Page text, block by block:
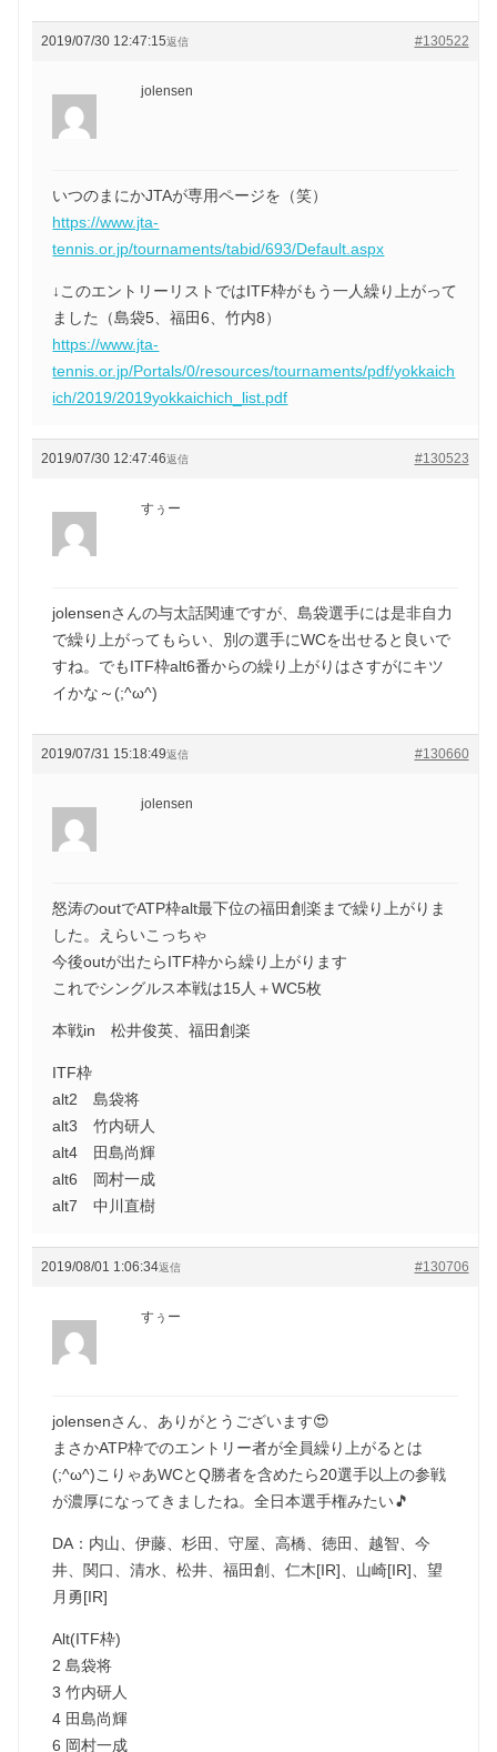
2019/07/30 12:47:15 #130522
返信
jolensen
いつのまにかJTAが専用ページを（笑）
https://www.jta-
tennis.or.jp/tournaments/tabid/693/Default.aspx
↓このエントリーリストではITF枠がもう一人繰り上がって
ました（島袋5、福田6、竹内8）
https://www.jta-
tennis.or.jp/Portals/0/resources/tournaments/pdf/yokkaich
ich/2019/2019yokkaichich_list.pdf
2019/07/30 12:47:46 #130523
返信
すぅー
jolensenさんの与太話関連ですが、島袋選手には是非自力
で繰り上がってもらい、別の選手にWCを出せると良いで
すね。でもITF枠alt6番からの繰り上がりはさすがにキツ
イかな～(;^ω^)
2019/07/31 15:18:49 #130660
返信
jolensen
怒涛のoutでATP枠alt最下位の福田創楽まで繰り上がりま
した。えらいこっちゃ
今後outが出たらITF枠から繰り上がります
これでシングルス本戦は15人＋WC5枚
本戦in 松井俊英、福田創楽
ITF枠
alt2 島袋将
alt3 竹内研人
alt4 田島尚輝
alt6 岡村一成
alt7 中川直樹
2019/08/01 1:06:34 #130706
返信
すぅー
jolensenさん、ありがとうございます😍
まさかATP枠でのエントリー者が全員繰り上がるとは
(;^ω^)こりゃあWCとQ勝者を含めたら20選手以上の参戦
が濃厚になってきましたね。全日本選手権みたい🎵
DA：内山、伊藤、杉田、守屋、高橋、徳田、越智、今
井、関口、清水、松井、福田創、仁木[IR]、山崎[IR]、望
月勇[IR]
Alt(ITF枠)
2 島袋将
3 竹内研人
4 田島尚輝
6 岡村一成